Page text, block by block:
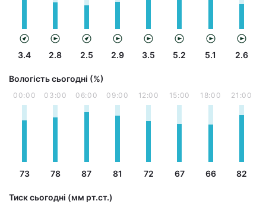
3.4 2.8 2.5 2.9 3.5 5.2 5.1 2.6
Вологість сьогодні (%)
00:00
73
03:00
78
06:00
87
09:00
81
12:00
72
15:00
67
18:00
66
21:00
82
Тиск сьогодні (мм рт.ст.)